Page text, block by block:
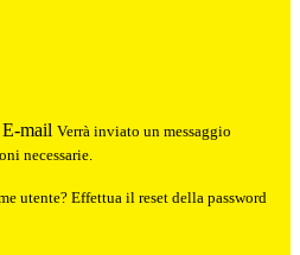
E-mail Verrà inviato un messaggio
necessarie.
utente? Effettua il reset della password